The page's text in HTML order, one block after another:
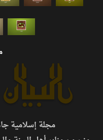
مجلة إسلامية جامعة،